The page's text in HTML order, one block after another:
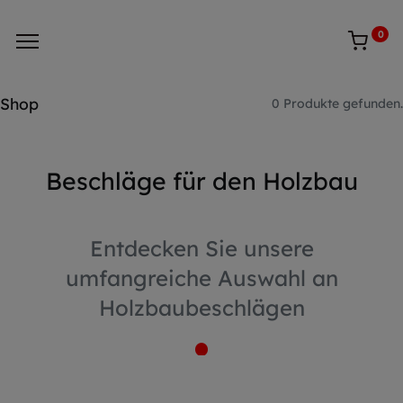
0
Shop 0 Produkte gefunden.
Beschläge für den Holzbau
Entdecken Sie unsere
umfangreiche Auswahl an
Holzbaubeschlägen